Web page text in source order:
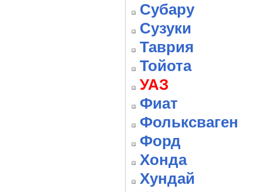
Субару
Сузуки
Таврия
Тойота
УАЗ
Фиат
Фольксваген
Форд
Хонда
Хундай